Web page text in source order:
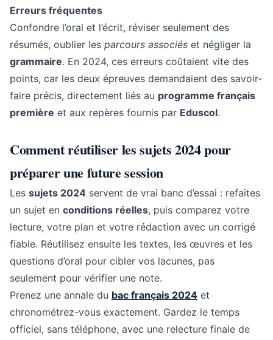
Erreurs fréquentes
Confondre l’oral et l’écrit, réviser seulement des
résumés, oublier les parcours associés et négliger la
grammaire. En 2024, ces erreurs coûtaient vite des
points, car les deux épreuves demandaient des savoir-
faire précis, directement liés au programme français
première et aux repères fournis par Eduscol.
Comment réutiliser les sujets 2024 pour
préparer une future session
Les sujets 2024 servent de vrai banc d’essai : refaites
un sujet en conditions réelles, puis comparez votre
lecture, votre plan et votre rédaction avec un corrigé
fiable. Réutilisez ensuite les textes, les œuvres et les
questions d’oral pour cibler vos lacunes, pas
seulement pour vérifier une note.
Prenez une annale du bac français 2024 et
chronométrez-vous exactement. Gardez le temps
officiel, sans téléphone, avec une relecture finale de